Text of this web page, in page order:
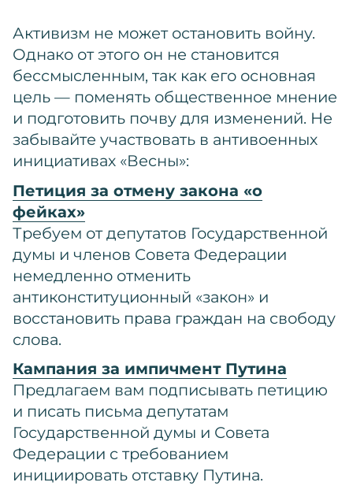
Активизм не может остановить войну.
Однако от этого он не становится
бессмысленным, так как его основная
цель — поменять общественное мнение
и подготовить почву для изменений. Не
забывайте участвовать в антивоенных
инициативах «Весны»:
Петиция за отмену закона «о
фейках»
Требуем от депутатов Государственной
думы и членов Совета Федерации
немедленно отменить
антиконституционный «закон» и
восстановить права граждан на свободу
слова.
Кампания за импичмент Путина
Предлагаем вам подписывать петицию
и писать письма депутатам
Государственной думы и Совета
Федерации с требованием
инициировать отставку Путина.